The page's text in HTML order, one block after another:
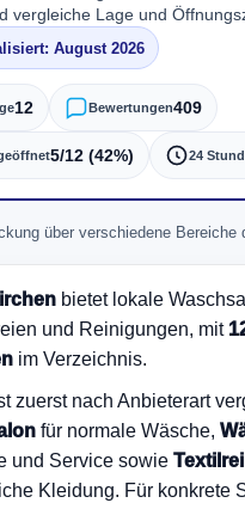
vergleiche Lage und
August 2026
12 Bewertungen409
5/12 (42%) 24
über verschiedene Bereiche
bietet lokale
und Reinigungen, mit
im Verzeichnis.
zuerst nach Anbieterart
für normale Wäsche,
und Service sowie
Kleidung. Für konkrete